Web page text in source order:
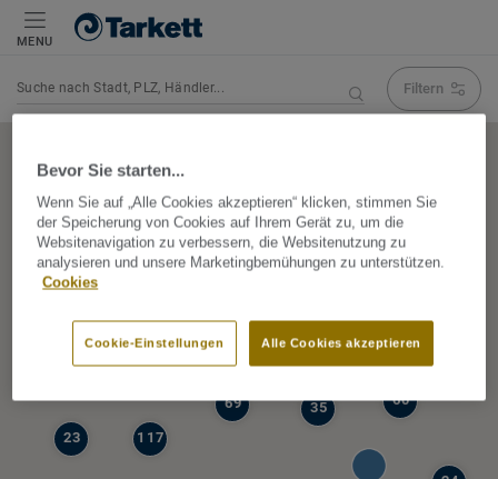
MENU
Filtern
77
117
39
69 35
23
60
Bevor Sie starten...
Wenn Sie auf „Alle Cookies akzeptieren“ klicken, stimmen Sie
der Speicherung von Cookies auf Ihrem Gerät zu, um die
Websitenavigation zu verbessern, die Websitenutzung zu
analysieren und unsere Marketingbemühungen zu unterstützen.
Cookies
Alle Cookies akzeptieren
Cookie-Einstellungen